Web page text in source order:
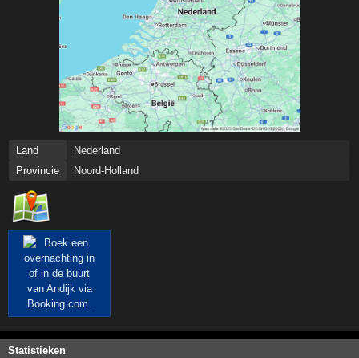
Land
Nederland
Provincie
Noord-Holland
Statistieken